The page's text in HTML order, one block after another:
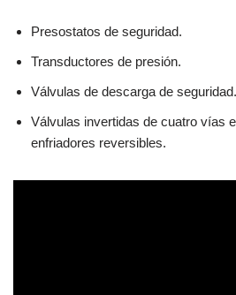
Presostatos de seguridad.
Transductores de presión.
Válvulas de descarga de seguridad.
Válvulas invertidas de cuatro vías
enfriadores reversibles.